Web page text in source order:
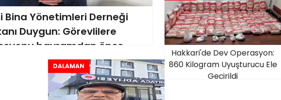
Bina Yönetimleri Derneği
Duygun: Görevlilere
bayramdan önce
vereceğiz
Hakkari'de Dev Operasyon:
860 Kilogram Uyuşturucu Ele
Geçirildi
DALAMAN